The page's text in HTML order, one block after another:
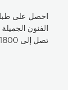
احصل على
الفنون
تصل إلى 1800 مم.